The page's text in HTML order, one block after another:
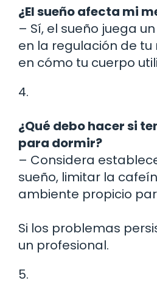
¿El sueño afecta mi
– Sí, el sueño juega
en la regulación de
en cómo tu cuerpo
4.
¿Qué debo hacer si
para dormir?
– Considera
sueño, limitar la
ambiente propicio
Si los problemas
un profesional.
5.